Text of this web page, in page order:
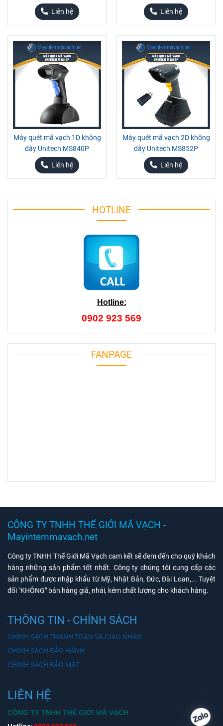
động
Liên hệ
dây di động
Liên hệ
Máy quét mã vạch 1D không
dây Unitech MS840P
Liên hệ
Máy quét mã vạch 2D không
dây Unitech MS852P
Liên hệ
HOTLINE
Hotline:
0902 923 569
FANPAGE
CÔNG TY TNHH THẾ GIỚI MÃ VẠCH -
Mayintemmavach.net
Công ty TNHH Thế Giới Mã Vạch cam kết sẽ đem đến cho quý khách
hàng những sản phẩm tốt nhất. Công ty chúng tôi cung cấp các
sản phẩm được nhập khẩu từ Mỹ, Nhật Bản, Đức, Đài Loan,... Tuyệt
đối "KHÔNG" bán hàng giả, nhái, kém chất lượng cho khách hàng.
THÔNG TIN - CHÍNH SÁCH
CHÍNH SÁCH THANH TOÁN VÀ GIAO NHẬN
CHÍNH SÁCH BẢO HÀNH
CHÍNH SÁCH BẢO MẬT
LIÊN HỆ
CÔNG TY TNHH THẾ GIỚI MÃ VẠCH